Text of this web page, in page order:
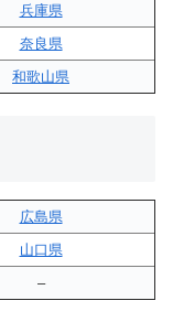
兵庫県
奈良県
和歌山県
広島県
山口県
–